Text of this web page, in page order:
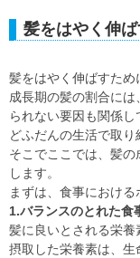
髪をはやく伸
髪をはやく伸ばすため
成長期の髪の割合には
られない要因も関係
どふだんの生活で取り
そこでここでは、髪
します。
まずは、食事における
1.バランスのとれた食
髪に良いとされる栄
摂取した栄養素は、